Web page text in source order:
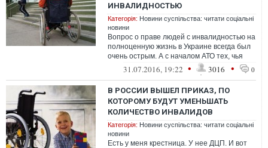
ИНВАЛИДНОСТЬЮ
Категорія: Новини суспільства: читати соціальні
новини
Вопрос о праве людей с инвалидностью на
полноценную жизнь в Украине всегда был
очень острым. А с началом АТО тех, чья
жизнедеятельность ограничена из-...
31.07.2016, 19:22 • 3016 • 0
В РОССИИ ВЫШЕЛ ПРИКАЗ, ПО
КОТОРОМУ БУДУТ УМЕНЬШАТЬ
КОЛИЧЕСТВО ИНВАЛИДОВ
Категорія: Новини суспільства: читати соціальні
новини
Есть у меня крестница. У нее ДЦП. И вот